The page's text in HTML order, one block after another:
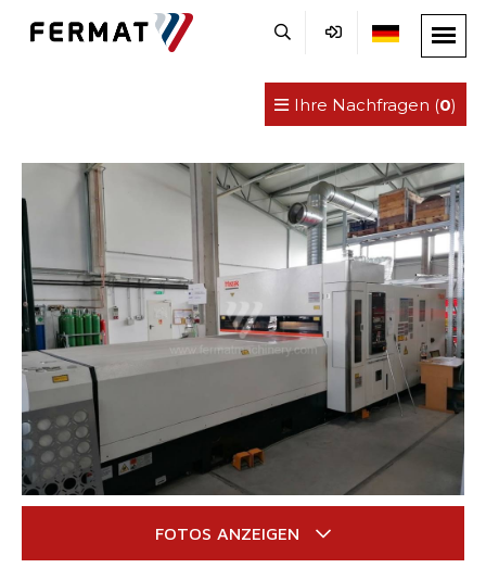
Ihre Nachfragen (0)